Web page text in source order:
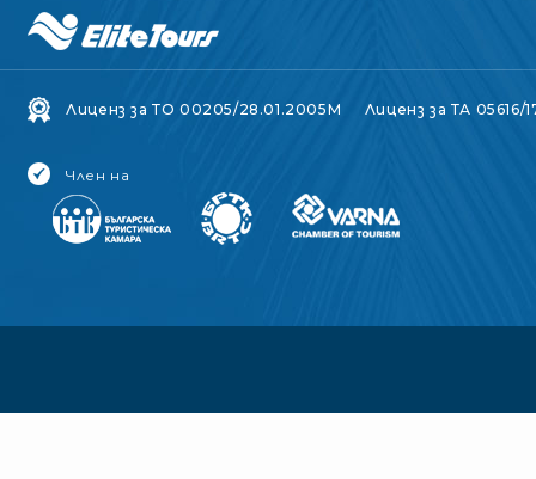
Лиценз за ТО 00205/28.01.2005M Лиценз за ТА 05616/
Член на